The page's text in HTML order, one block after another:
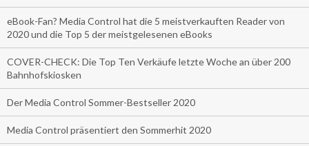
eBook-Fan? Media Control hat die 5 meistverkauften Reader von
2020 und die Top 5 der meistgelesenen eBooks
COVER-CHECK: Die Top Ten Verkäufe letzte Woche an über 200
Bahnhofskiosken
Der Media Control Sommer-Bestseller 2020
Media Control präsentiert den Sommerhit 2020